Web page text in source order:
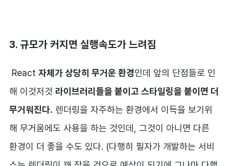
3. 규모가 커지면 실행속도가 느려짐
React 자체가 상당히 무거운 환경인데 앞의 단점들로 인
해 이것저것 라이브러리들을 붙이고 스타일링을 붙이면 더
무거워진다. 렌더링을 자주하는 환경에서 이득을 보기위
해 무거움에도 사용을 하는 것인데, 그것이 아니면 다른
환경이 더 좋을 수도 있다. (다행히 필자가 개발하는 서비